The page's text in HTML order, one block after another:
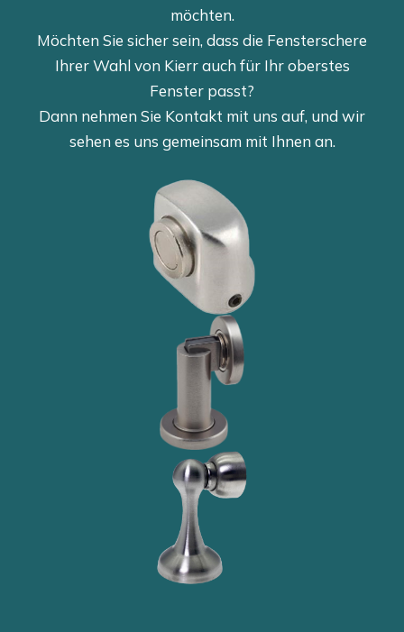
möchten.
Möchten Sie sicher sein, dass die Fensterschere
Ihrer Wahl von Kierr auch für Ihr oberstes
Fenster passt?
Dann nehmen Sie Kontakt mit uns auf, und wir
sehen es uns gemeinsam mit Ihnen an.